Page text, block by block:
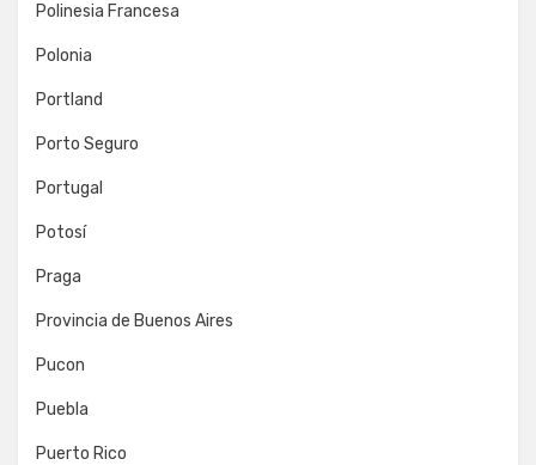
Polinesia Francesa
Polonia
Portland
Porto Seguro
Portugal
Potosí
Praga
Provincia de Buenos Aires
Pucon
Puebla
Puerto Rico